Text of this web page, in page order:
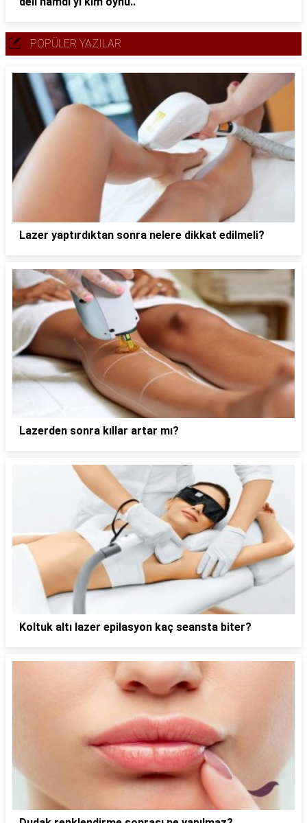
POPÜLER YAZILAR
Lazer yaptırdıktan sonra nelere dikkat edilmeli?
Lazerden sonra kıllar artar mı?
Koltuk altı lazer epilasyon kaç seansta biter?